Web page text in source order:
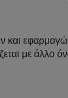
με άλλο